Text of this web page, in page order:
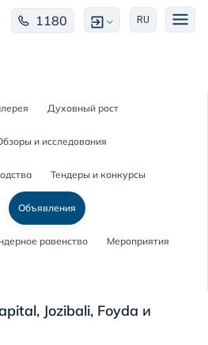
1180 RU
Духовный рост
и исследования
Тендеры и конкурсы
Объявления
равенство Мероприятия
Jozibali, Foyda и